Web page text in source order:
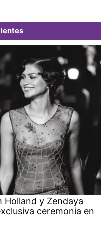
Holland y Zendaya
ceremonia en